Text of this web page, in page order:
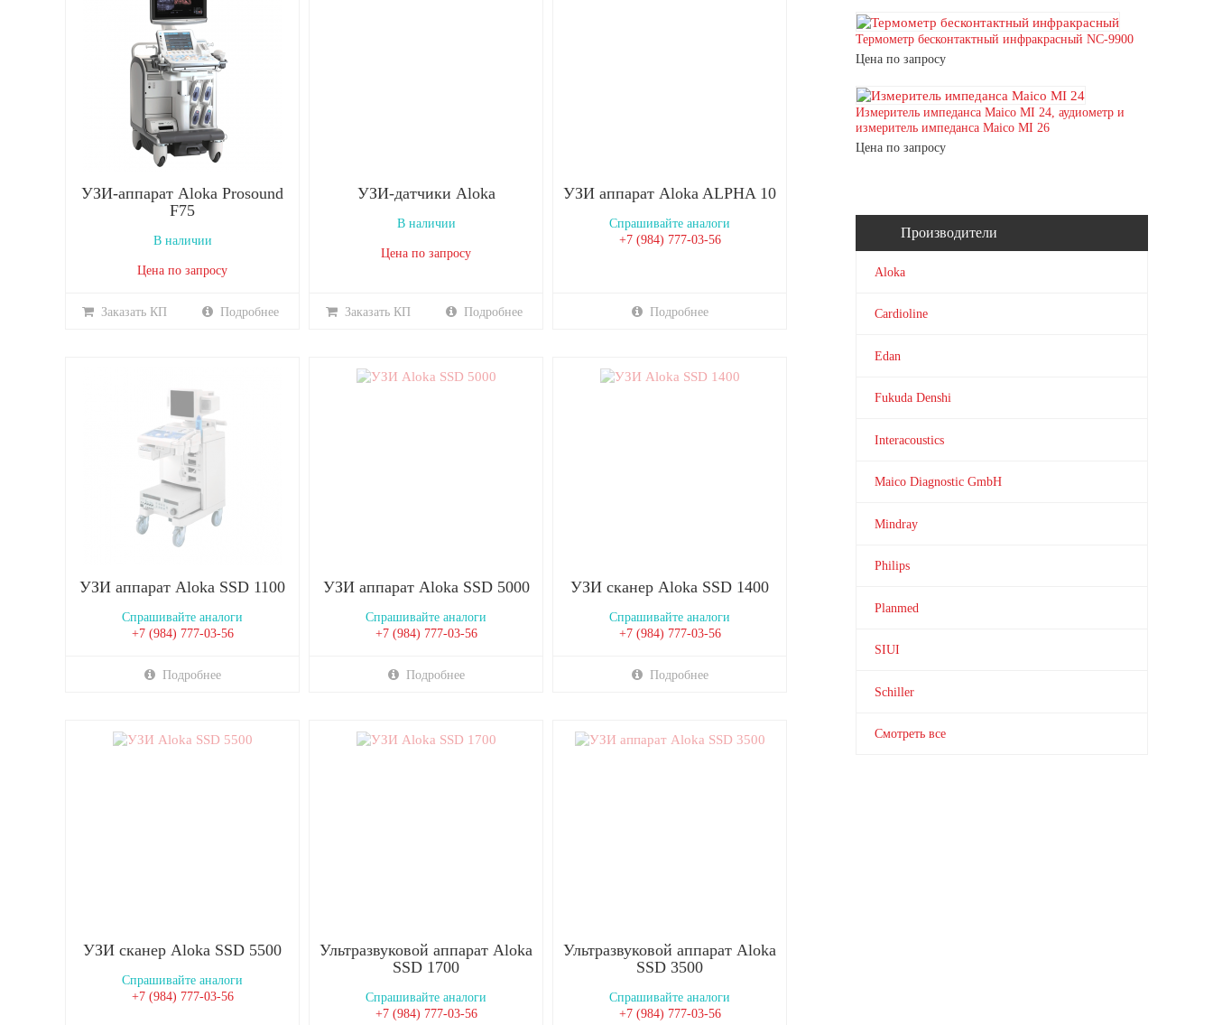
УЗИ-аппарат Aloka Prosound
F75
В наличии
Цена по запросу
Заказать КП Подробнее
УЗИ-датчики Aloka
В наличии
Цена по запросу
Заказать КП Подробнее
УЗИ аппарат Aloka ALPHA 10
Спрашивайте аналоги
+7 (984) 777-03-56
Подробнее
УЗИ аппарат Aloka SSD 1100
Спрашивайте аналоги
+7 (984) 777-03-56
Подробнее
УЗИ аппарат Aloka SSD 5000
Спрашивайте аналоги
+7 (984) 777-03-56
Подробнее
УЗИ сканер Aloka SSD 1400
Спрашивайте аналоги
+7 (984) 777-03-56
Подробнее
УЗИ сканер Aloka SSD 5500
Спрашивайте аналоги
+7 (984) 777-03-56
Ультразвуковой аппарат Aloka
SSD 1700
Спрашивайте аналоги
+7 (984) 777-03-56
Ультразвуковой аппарат Aloka
SSD 3500
Спрашивайте аналоги
+7 (984) 777-03-56
Термометр бесконтактный инфракрасный NC-9900
Цена по запросу
Измеритель импеданса Maico MI 24, аудиометр и
измеритель импеданса Maico MI 26
Цена по запросу
Производители
Aloka
Cardioline
Edan
Fukuda Denshi
Interacoustics
Maico Diagnostic GmbH
Mindray
Philips
Planmed
SIUI
Schiller
Смотреть все